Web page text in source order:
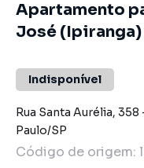
Apartamento
José (Ipiranga)
Indisponível
Rua Santa Aurélia, 358
Paulo/SP
Código de origem: